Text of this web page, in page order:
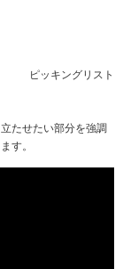
ピッキングリスト
たせたい部分を強調
す。